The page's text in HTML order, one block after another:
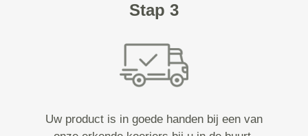
Stap 3
Uw product is in goede handen bij een van